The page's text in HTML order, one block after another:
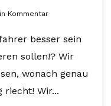
Kommentar
besser sein
sollen!? Wir
wonach genau
riecht! Wir...